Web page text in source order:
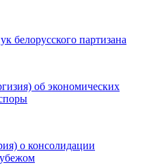
белорусского партизана
об экономических
о консолидации